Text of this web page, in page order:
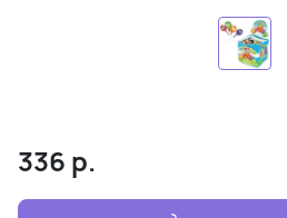
336 р.